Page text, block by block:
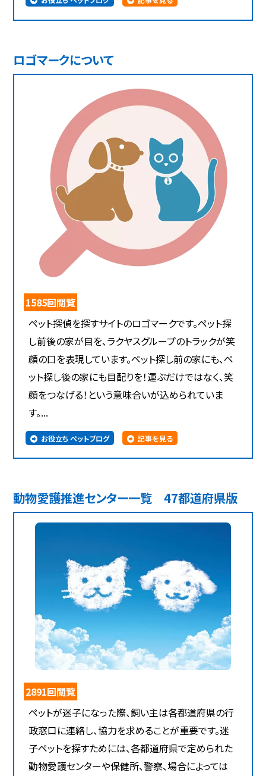
ロゴマークについて
1585回閲覧
ペット探偵を探すサイトのロゴマークです。ペット探
し前後の家が目を、ラクヤスグループのトラックが笑
顔の口を表現しています。ペット探し前の家にも、ペ
ット探し後の家にも目配りを！運ぶだけではなく、笑
顔をつなげる！という意味合いが込められていま
す。...
お役立ち ペットブログ 記事を見る
動物愛護推進センター一覧 47都道府県版
2891回閲覧
ペットが迷子になった際、飼い主は各都道府県の行
政窓口に連絡し、協力を求めることが重要です。迷
子ペットを探すためには、各都道府県で定められた
動物愛護センターや保健所、警察、場合によっては